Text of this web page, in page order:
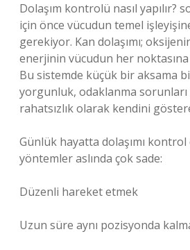
Dolaşım kontrolü nasıl yapılır?
için önce vücudun temel
gerekiyor. Kan dolaşımı;
enerjinin vücudun her noktasına
Bu sistemde küçük bir aksama
yorgunluk, odaklanma sorunları
rahatsızlık olarak kendini
Günlük hayatta dolaşımı
yöntemler aslında çok sade:
Düzenli hareket etmek
Uzun süre aynı pozisyonda